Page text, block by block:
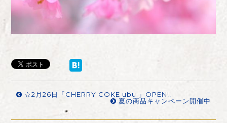
☆2月26日「CHERRY COKE ubu 」OPEN!!
夏の商品キャンペーン開催中